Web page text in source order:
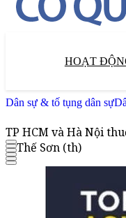
HOẠT
Dân sự & tố tụng dân sự
TP HCM và Hà Nội
Thế Sơn (th)